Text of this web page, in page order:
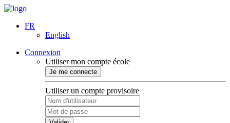
FR
English
Connexion
Utiliser mon compte école
Je me connecte
Utiliser un compte provisoire